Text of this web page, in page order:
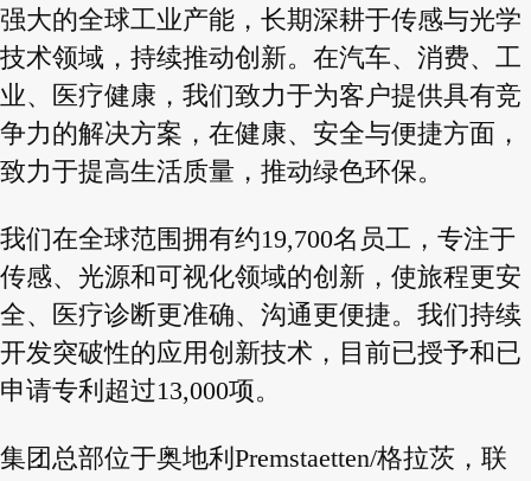
强大的全球工业产能，长期深耕于传感与光学
技术领域，持续推动创新。在汽车、消费、工
业、医疗健康，我们致力于为客户提供具有竞
争力的解决方案，在健康、安全与便捷方面，
致力于提高生活质量，推动绿色环保。
我们在全球范围拥有约19,700名员工，专注于
传感、光源和可视化领域的创新，使旅程更安
全、医疗诊断更准确、沟通更便捷。我们持续
开发突破性的应用创新技术，目前已授予和已
申请专利超过13,000项。
集团总部位于奥地利Premstaetten/格拉茨，联